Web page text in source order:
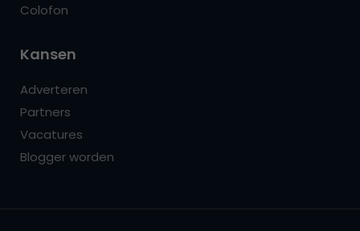
Colofon
Kansen
Adverteren
Partners
Vacatures
Blogger worden